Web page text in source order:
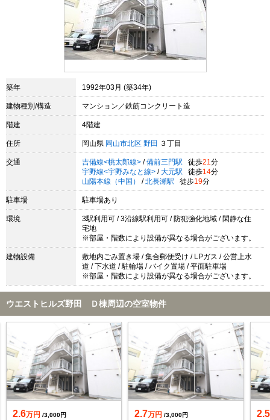
築年 1992年03月 (築34年)
建物種別/構造 マンション／鉄筋コンクリート造
階建 4階建
住所 岡山県 岡山市北区 野田 ３丁目
交通 吉備線<桃太郎線> / 備前三門駅 徒歩21 分
宇野線<宇野みなと線> / 大元駅 徒歩14分
山陽本線（中国）
/ 北長瀬駅 徒歩19分
駐車場 駐車場あり
環境
3駅利用可 / 3沿線駅利用可 / 防犯強化地域 / 閑静な住
宅地
※部屋・階数により設備が異なる場合がございます。
建物設備
敷地内ごみ置き場 / 集合郵便受け / LPガス / 公営上水
道 / 下水道 / 駐輪場 / バイク置場 / 平面駐車場
※部屋・階数により設備が異なる場合がございます。
ウエストヒルズ野田 Ｄ棟周辺の空室物件
2.6万円 /3,000円 2.7万円 /3,000円 2.5